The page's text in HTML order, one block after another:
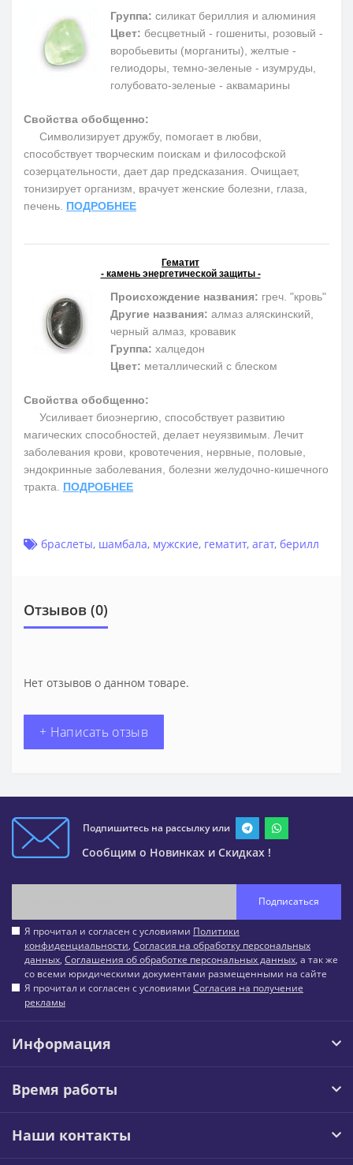
Группа: силикат бериллия и алюминия
Цвет: бесцветный - гошениты, розовый -
воробьевиты (морганиты), желтые -
гелиодоры, темно-зеленые - изумруды,
голубовато-зеленые - аквамарины
Свойства обобщенно:
Cимволизирует дружбу, помогает в любви,
способствует творческим поискам и философской
созерцательности, дает дар предсказания. Очищает,
тонизирует организм, врачует женские болезни, глаза,
печень. ПОДРОБНЕЕ
Гематит
- камень энергетической защиты -
Происхождение названия: греч. "кровь"
Другие названия: алмаз аляскинский,
черный алмаз, кровавик
Группа: халцедон
Цвет: металлический с блеском
Свойства обобщенно:
Усиливает биоэнергию, способствует развитию
магических способностей, делает неуязвимым. Лечит
заболевания крови, кровотечения, нервные, половые,
эндокринные заболевания, болезни желудочно-кишечного
тракта. ПОДРОБНЕЕ
браслеты, шамбала, мужские, гематит, агат, берилл
Отзывов (0)
Нет отзывов о данном товаре.
+ Написать отзыв
Подпишитесь на рассылку или
Сообщим о Новинках и Скидках !
Подписаться
Я прочитал и согласен с условиями Политики
конфиденциальности, Согласия на обработку персональных
данных, Соглашения об обработке персональных данных, а так же
со всеми юридическими документами размещенными на сайте
Я прочитал и согласен с условиями Согласия на получение
рекламы
Информация
Время работы
Наши контакты